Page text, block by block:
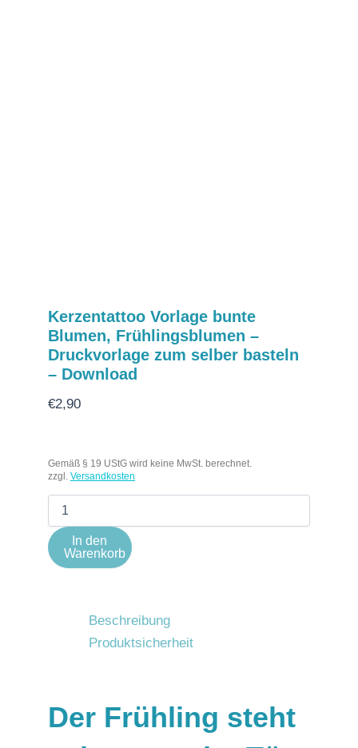
Kerzentattoo Vorlage bunte
Blumen, Frühlingsblumen –
Druckvorlage zum selber basteln
– Download
€2,90
Gemäß § 19 UStG wird keine MwSt. berechnet.
zzgl. Versandkosten
In den
Warenkorb
Beschreibung
Produktsicherheit
Der Frühling steht